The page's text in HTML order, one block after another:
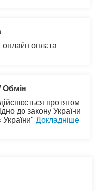
онлайн оплата
Обмін
протягом
до закону України
Докладніше